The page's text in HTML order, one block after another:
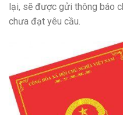
lại, sẽ được gửi thông báo
chưa đạt yêu cầu.